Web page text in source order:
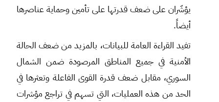
يؤشّران على ضعف قدرتها على تأمين وحماية عناصرها
أيضاً.
تفيد القراءة العامة للبيانات، بالمزيد من ضعف الحالة
الأمنية في جميع المناطق المرصودة ضمن الشمال
السوري، مقابل ضعف قدرة القوى الفاعلة وتعثرها في
الحد من هذه العمليات، التي تسهم في تراجع مؤشرات